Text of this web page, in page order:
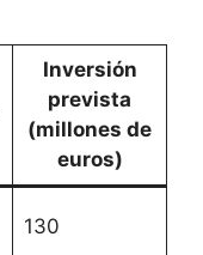
Inversión
prevista
(millones de
euros)
130